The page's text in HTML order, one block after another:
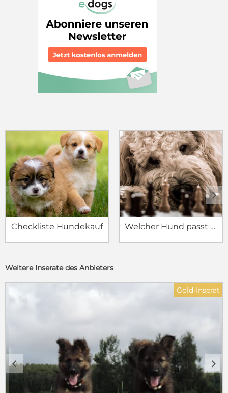
Checkliste Hundekauf Welcher Hund passt zu mir?
c d
Weitere Inserate des Anbieters
c d
Gold-Inserat